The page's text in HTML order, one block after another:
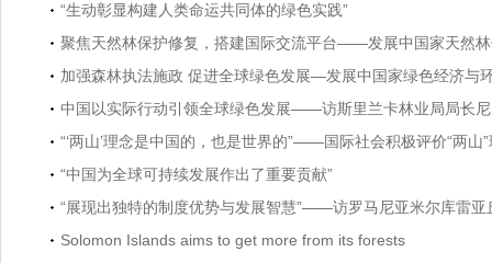
“生动彰显构建人类命运共同体的绿色实践”
聚焦天然林保护修复，搭建国际交流平台——发展中国家天然
加强森林执法施政 促进全球绿色发展—发展中国家绿色经济与
中国以实际行动引领全球绿色发展——访斯里兰卡林业局局长尼
“‘两山’理念是中国的，也是世界的”——国际社会积极评价“两山
“中国为全球可持续发展作出了重要贡献”
“展现出独特的制度优势与发展智慧”——访罗马尼亚米尔库雷
Solomon Islands aims to get more from its forests